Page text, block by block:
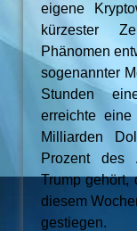
eigene
kürzester
Phänomen
sogenannter
Stunden
erreichte
Milliarden
Prozent des
Trump gehört,
diesem
gestiegen.